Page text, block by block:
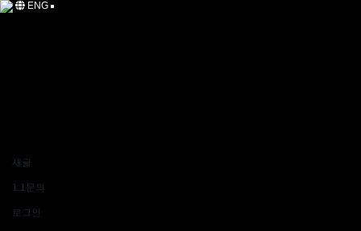
ENG
새글
1:1문의
로그인